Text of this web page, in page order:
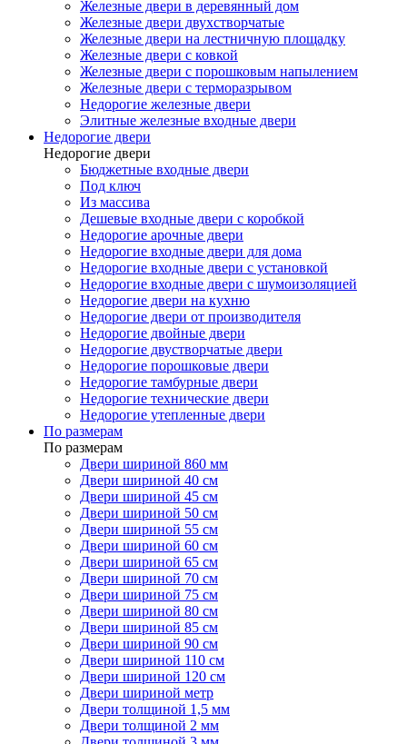
Железные двери в деревянный дом
Железные двери двухстворчатые
Железные двери на лестничную площадку
Железные двери с ковкой
Железные двери с порошковым напылением
Железные двери с терморазрывом
Недорогие железные двери
Элитные железные входные двери
Недорогие двери
Недорогие двери
Бюджетные входные двери
Под ключ
Из массива
Дешевые входные двери с коробкой
Недорогие арочные двери
Недорогие входные двери для дома
Недорогие входные двери с установкой
Недорогие входные двери с шумоизоляцией
Недорогие двери на кухню
Недорогие двери от производителя
Недорогие двойные двери
Недорогие двустворчатые двери
Недорогие порошковые двери
Недорогие тамбурные двери
Недорогие технические двери
Недорогие утепленные двери
По размерам
По размерам
Двери шириной 860 мм
Двери шириной 40 см
Двери шириной 45 см
Двери шириной 50 см
Двери шириной 55 см
Двери шириной 60 см
Двери шириной 65 см
Двери шириной 70 см
Двери шириной 75 см
Двери шириной 80 см
Двери шириной 85 см
Двери шириной 90 см
Двери шириной 110 см
Двери шириной 120 см
Двери шириной метр
Двери толщиной 1,5 мм
Двери толщиной 2 мм